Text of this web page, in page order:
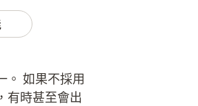
。 如果不採用
有時甚至會出